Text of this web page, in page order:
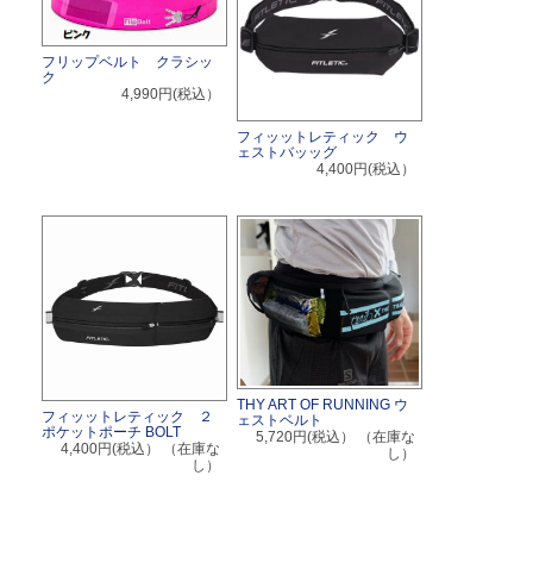
フリップベルト クラシッ
ク
4,990円(税込）
フィッットレティック ウ
ェストバッッグ
4,400円(税込）
フィッットレティック ２
ポケットポーチ BOLT
4,400円(税込）
（在庫な
し）
THY ART OF RUNNING ウ
ェストベルト
5,720円(税込）
（在庫な
し）